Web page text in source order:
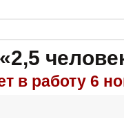
в работу 6